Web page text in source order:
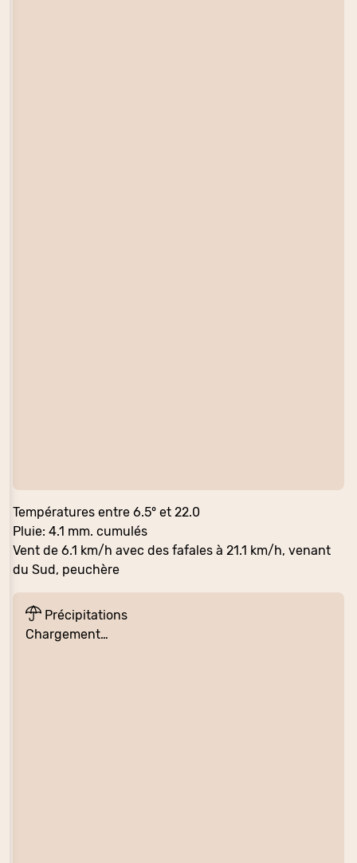
Températures entre 6.5° et 22.0
Pluie: 4.1 mm. cumulés
Vent de 6.1 km/h avec des fafales à 21.1 km/h, venant
du Sud, peuchère
Précipitations
Chargement…